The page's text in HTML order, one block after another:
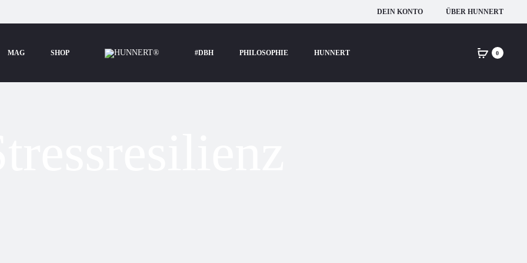
DEIN KONTO ÜBER HUNNERT
MAG SHOP #DBH PHILOSOPHIE HUNNERT 0